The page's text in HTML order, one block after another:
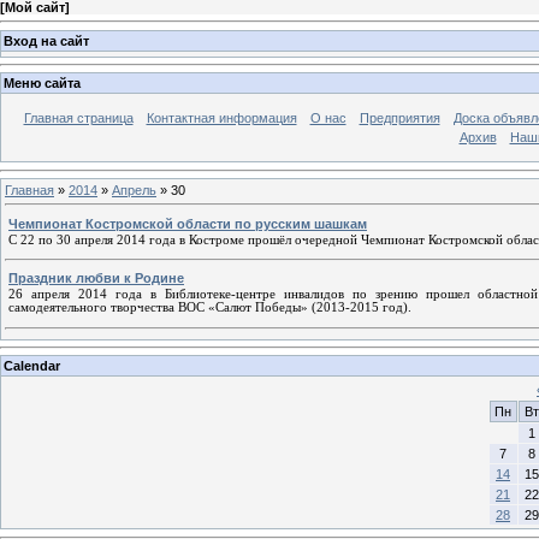
[Мой сайт]
Вход на сайт
Меню сайта
Главная страница Контактная информация О нас Предприятия
Доска
Архив
Главная » 2014 » Апрель » 30
Чемпионат Костромской области по русским шашкам
С 22 по 30 апреля 2014 года в Костроме прошёл очередной Чемпионат Костромской
Праздник любви к Родине
26 апреля 2014 года в Библиотеке-центре инвалидов по зрению прошел
самодеятельного творчества ВОС «Салют Победы» (2013-2015 год).
Calendar
Пн
Вт
1
7
8
14
15
21
22
28
29